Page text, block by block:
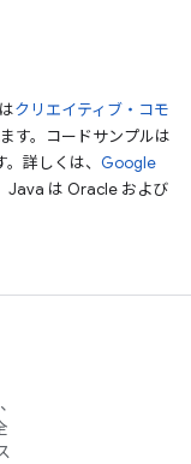
クリエイティブ・コモ
す。コードサンプルは
詳しくは、 Google
Java は Oracle および